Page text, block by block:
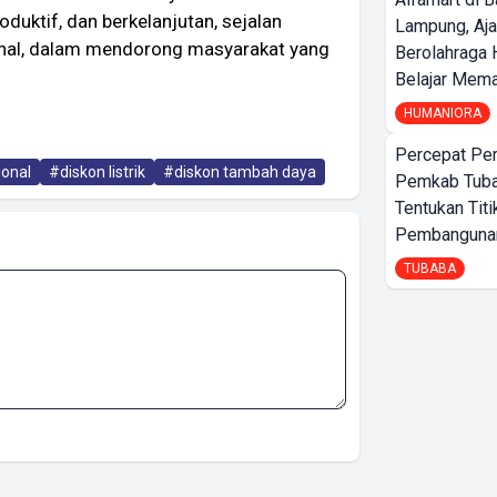
dan berkelanjutan, sejalan
dalam mendorong masyarakat yang
#diskon listrik #diskon tambah daya
Lampung,
Berolahraga
Belajar
HUMANIORA
Percepat
Pemkab
Tentukan
TUBABA